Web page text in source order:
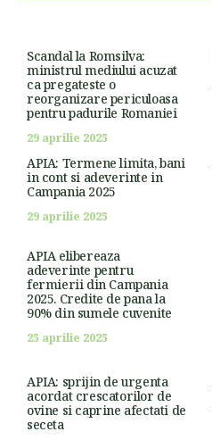
Scandal la Romsilva:
ministrul mediului acuzat
ca pregateste o
reorganizare periculoasa
pentru padurile Romaniei
29 aprilie 2025
APIA: Termene limita, bani
in cont si adeverinte in
Campania 2025
29 aprilie 2025
APIA elibereaza
adeverinte pentru
fermierii din Campania
2025. Credite de pana la
90% din sumele cuvenite
25 aprilie 2025
APIA: sprijin de urgenta
acordat crescatorilor de
ovine si caprine afectati de
seceta